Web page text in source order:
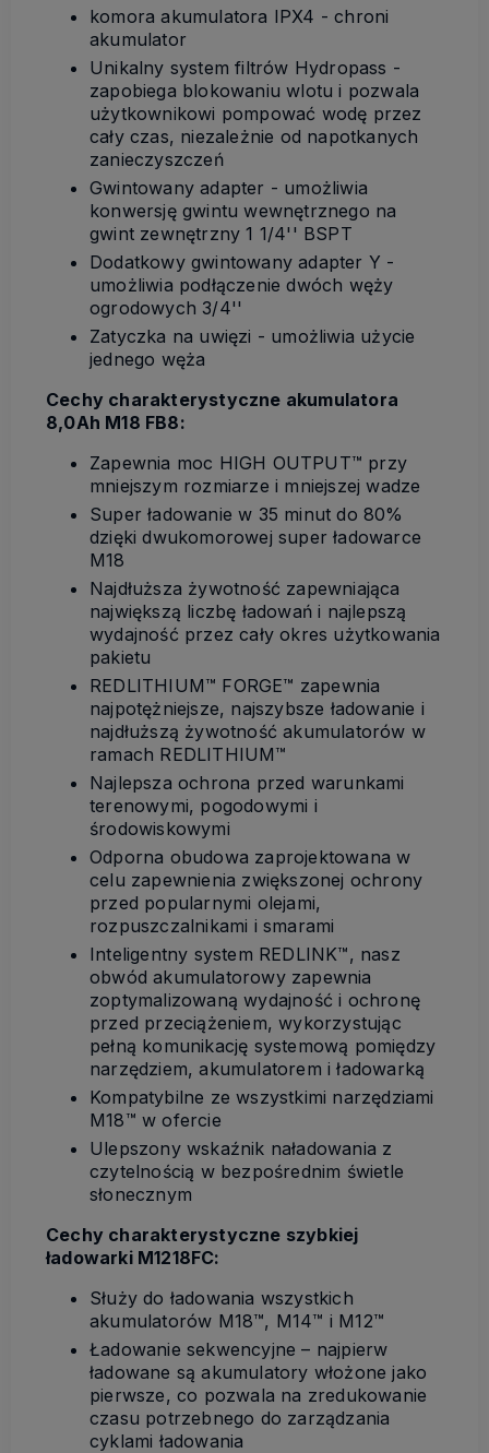
komora akumulatora IPX4 - chroni
akumulator
Unikalny system filtrów Hydropass -
zapobiega blokowaniu wlotu i pozwala
użytkownikowi pompować wodę przez
cały czas, niezależnie od napotkanych
zanieczyszczeń
Gwintowany adapter - umożliwia
konwersję gwintu wewnętrznego na
gwint zewnętrzny 1 1/4'' BSPT
Dodatkowy gwintowany adapter Y -
umożliwia podłączenie dwóch węży
ogrodowych 3/4''
Zatyczka na uwięzi - umożliwia użycie
jednego węża
Cechy charakterystyczne akumulatora
8,0Ah M18 FB8:
Zapewnia moc HIGH OUTPUT™ przy
mniejszym rozmiarze i mniejszej wadze
Super ładowanie w 35 minut do 80%
dzięki dwukomorowej super ładowarce
M18
Najdłuższa żywotność zapewniająca
największą liczbę ładowań i najlepszą
wydajność przez cały okres użytkowania
pakietu
REDLITHIUM™ FORGE™ zapewnia
najpotężniejsze, najszybsze ładowanie i
najdłuższą żywotność akumulatorów w
ramach REDLITHIUM™
Najlepsza ochrona przed warunkami
terenowymi, pogodowymi i
środowiskowymi
Odporna obudowa zaprojektowana w
celu zapewnienia zwiększonej ochrony
przed popularnymi olejami,
rozpuszczalnikami i smarami
Inteligentny system REDLINK™, nasz
obwód akumulatorowy zapewnia
zoptymalizowaną wydajność i ochronę
przed przeciążeniem, wykorzystując
pełną komunikację systemową pomiędzy
narzędziem, akumulatorem i ładowarką
Kompatybilne ze wszystkimi narzędziami
M18™ w ofercie
Ulepszony wskaźnik naładowania z
czytelnością w bezpośrednim świetle
słonecznym
Cechy charakterystyczne szybkiej
ładowarki M1218FC:
Służy do ładowania wszystkich
akumulatorów M18™, M14™ i M12™
Ładowanie sekwencyjne – najpierw
ładowane są akumulatory włożone jako
pierwsze, co pozwala na zredukowanie
czasu potrzebnego do zarządzania
cyklami ładowania